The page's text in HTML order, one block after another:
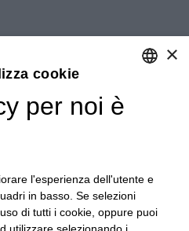
è un marchio di Olio
07980320019
Creato da:etinet.it
×
cookie
per noi è
l'esperienza dell'utente e
in basso. Se selezioni
di tutti i cookie, oppure puoi